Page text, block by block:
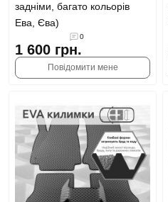
задніми, багато кольорів
Ева, Єва)
0
1 600 грн.
Повідомити мене